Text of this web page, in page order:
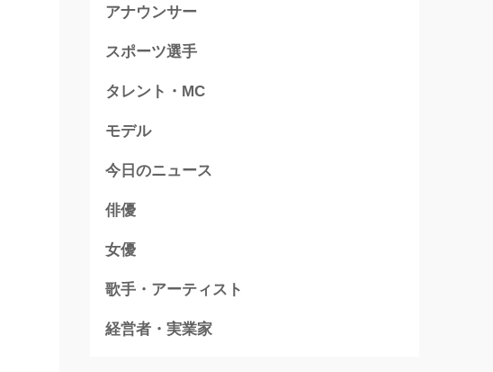
アナウンサー
スポーツ選手
タレント・MC
モデル
今日のニュース
俳優
女優
歌手・アーティスト
経営者・実業家